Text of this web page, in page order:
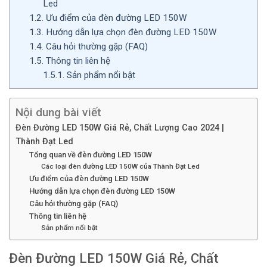
Led
1.2. Ưu điểm của đèn đường LED 150W
1.3. Hướng dẫn lựa chọn đèn đường LED 150W
1.4. Câu hỏi thường gặp (FAQ)
1.5. Thông tin liên hệ
1.5.1. Sản phẩm nổi bật
Nội dung bài viết
Đèn Đường LED 150W Giá Rẻ, Chất Lượng Cao 2024 |
Thành Đạt Led
Tổng quan về đèn đường LED 150W
Các loại đèn đường LED 150W của Thành Đạt Led
Ưu điểm của đèn đường LED 150W
Hướng dẫn lựa chọn đèn đường LED 150W
Câu hỏi thường gặp (FAQ)
Thông tin liên hệ
Sản phẩm nổi bật
Đèn Đường LED 150W Giá Rẻ, Chất